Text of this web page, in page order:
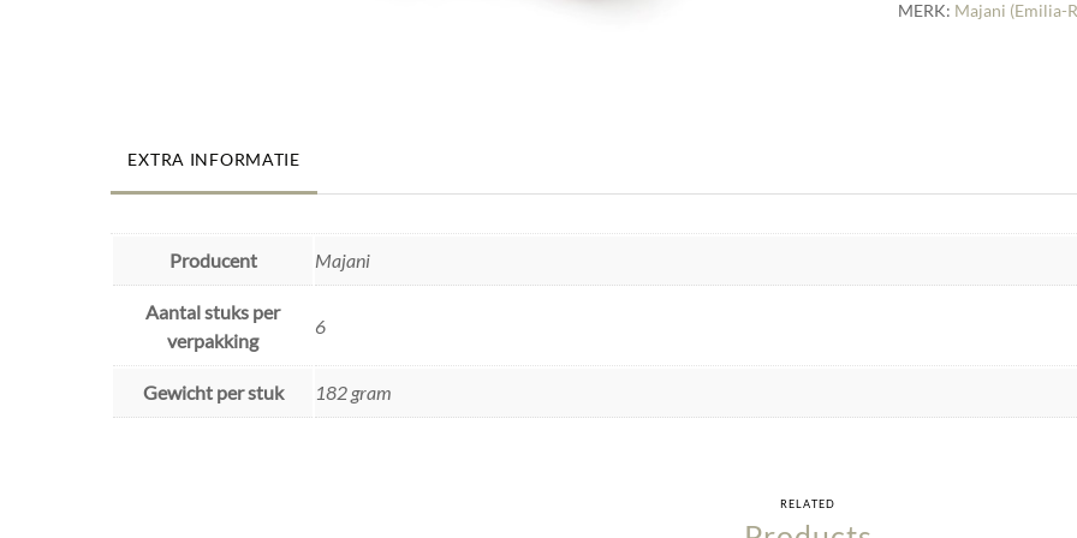
MERK: Majani (Emilia-
EXTRA INFORMATIE
Producent Majani
Aantal stuks per
verpakking
6
Gewicht per stuk 182 gram
RELATED